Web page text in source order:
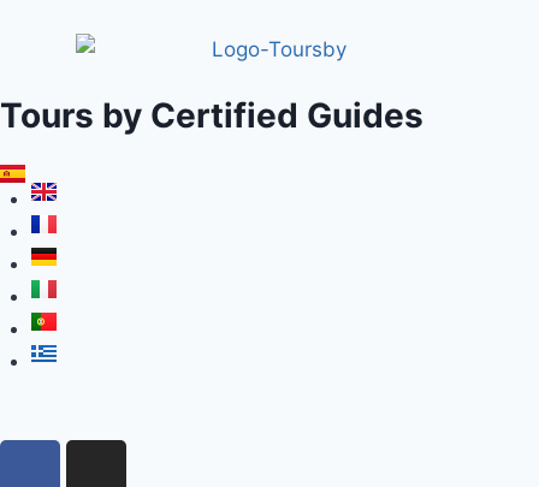
Tours by Certified Guides